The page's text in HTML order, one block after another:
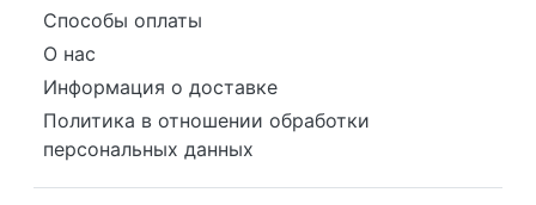
Способы оплаты
О нас
Информация о доставке
Политика в отношении обработки
персональных данных